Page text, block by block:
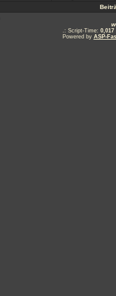
.: Script-Time: 0,017
Powered by ASP-